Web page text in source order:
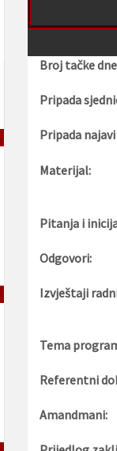
Broj tačke
Pripada
Pripada
Materijal:
Pitanja i
Odgovori:
Izvještaji
Tema
Referentni
Amandmani: